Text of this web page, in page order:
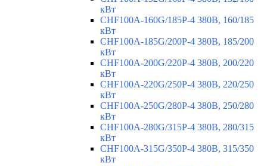
кВт
CHF100A-160G/185P-4 380В, 160/185
кВт
CHF100A-185G/200P-4 380В, 185/200
кВт
CHF100A-200G/220P-4 380В, 200/220
кВт
CHF100A-220G/250P-4 380В, 220/250
кВт
CHF100A-250G/280P-4 380В, 250/280
кВт
CHF100A-280G/315P-4 380В, 280/315
кВт
CHF100A-315G/350P-4 380В, 315/350
кВт